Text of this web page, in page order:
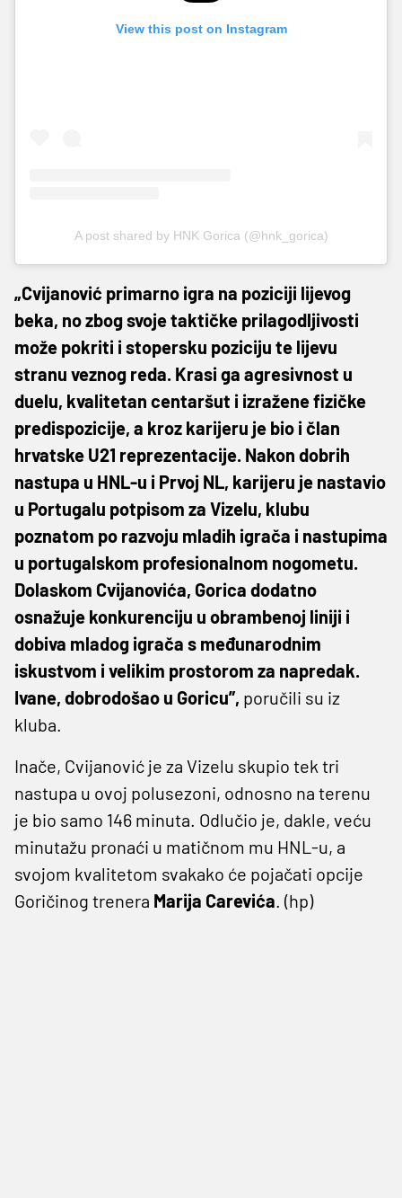
View this post on Instagram
A post shared by HNK Gorica (@hnk_gorica)
„Cvijanović primarno igra na poziciji lijevog
beka, no zbog svoje taktičke prilagodljivosti
može pokriti i stopersku poziciju te lijevu
stranu veznog reda. Krasi ga agresivnost u
duelu, kvalitetan centaršut i izražene fizičke
predispozicije, a kroz karijeru je bio i član
hrvatske U21 reprezentacije. Nakon dobrih
nastupa u HNL-u i Prvoj NL, karijeru je nastavio
u Portugalu potpisom za Vizelu, klubu
poznatom po razvoju mladih igrača i nastupima
u portugalskom profesionalnom nogometu.
Dolaskom Cvijanovića, Gorica dodatno
osnažuje konkurenciju u obrambenoj liniji i
dobiva mladog igrača s međunarodnim
iskustvom i velikim prostorom za napredak.
Ivane, dobrodošao u Goricu”, poručili su iz
kluba.
Inače, Cvijanović je za Vizelu skupio tek tri
nastupa u ovoj polusezoni, odnosno na terenu
je bio samo 146 minuta. Odlučio je, dakle, veću
minutažu pronaći u matičnom mu HNL-u, a
svojom kvalitetom svakako će pojačati opcije
Goričinog trenera Marija Carevića. (hp)